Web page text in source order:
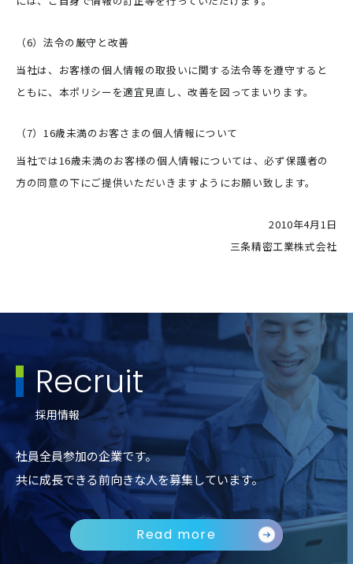
（6）法令の厳守と改善
当社は、お客様の個人情報の取扱いに関する法令等を遵守すると
ともに、本ポリシーを適宜見直し、改善を図ってまいります。
（7）16歳未満のお客さまの個人情報について
当社では16歳未満のお客様の個人情報については、必ず保護者の
方の同意の下にご提供いただいきますようにお願い致します。
2010年4月1日
三条精密工業株式会社
Recruit
採用情報
社員全員参加の企業です。
共に成長できる前向きな人を募集しています。
Read more